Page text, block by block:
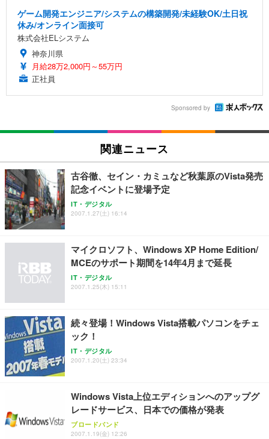
ゲーム開発エンジニア/システムの構築開発/未経験OK/土日祝
休み/オンライン面接可
株式会社ELシステム
神奈川県
月給28万2,000円～55万円
正社員
Sponsored by
関連ニュース
古谷徹、セイン・カミュなど秋葉原のVista発売
記念イベントに登場予定
IT・デジタル
2007.1.27(土) 16:14
マイクロソフト、Windows XP Home Edition/
MCEのサポート期間を14年4月まで延長
IT・デジタル
2007.1.25(木) 15:11
続々登場！Windows Vista搭載パソコンをチェ
ック！
IT・デジタル
2007.1.20(土) 23:34
Windows Vista上位エディションへのアップグ
レードサービス、日本での価格が発表
ブロードバンド
2007.1.19(金) 12:26